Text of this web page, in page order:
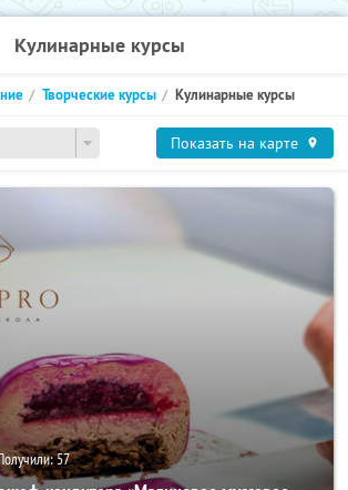
Кулинарные курсы
Творческие курсы Кулинарные курсы
Показать на карте
57